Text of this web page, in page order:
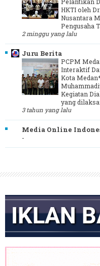
HKTI oleh
Nusantara
Pengusaha
2 minggu yang lalu
Juru Berita
PCPM
Interaktif
Kota
Kegiatan
yang
3 tahun yang lalu
Media Online
-